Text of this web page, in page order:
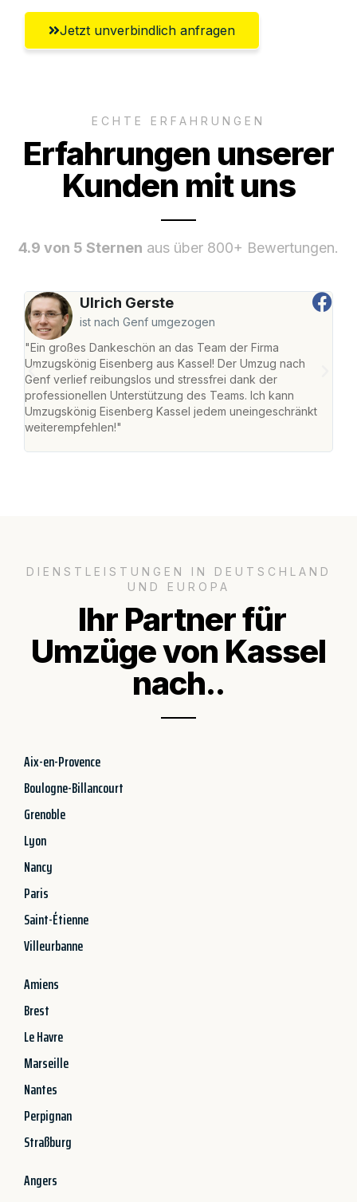
Jetzt unverbindlich anfragen
ECHTE ERFAHRUNGEN
Erfahrungen unserer
Kunden mit uns
4.9 von 5 Sternen aus über 800+ Bewertungen.
Ulrich Gerste
ist nach Genf umgezogen
"Ein großes Dankeschön an das Team der Firma
Umzugskönig Eisenberg aus Kassel! Der Umzug nach
Genf verlief reibungslos und stressfrei dank der
professionellen Unterstützung des Teams. Ich kann
Umzugskönig Eisenberg Kassel jedem uneingeschränkt
weiterempfehlen!"
DIENSTLEISTUNGEN IN DEUTSCHLAND
UND EUROPA
Ihr Partner für
Umzüge von Kassel
nach..
Aix-en-Provence
Boulogne-Billancourt
Grenoble
Lyon
Nancy
Paris
Saint-Étienne
Villeurbanne
Amiens
Brest
Le Havre
Marseille
Nantes
Perpignan
Straßburg
Angers